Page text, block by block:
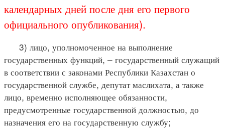
календарных дней после дня его первого
официального опубликования).
3) лицо, уполномоченное на выполнение
государственных функций, – государственный служащий
в соответствии с законами Республики Казахстан о
государственной службе, депутат маслихата, а также
лицо, временно исполняющее обязанности,
предусмотренные государственной должностью, до
назначения его на государственную службу;